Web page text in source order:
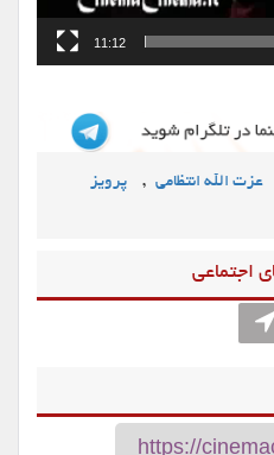
11:12
عزت الله انتظامی ,
پرویز
اجتماعی